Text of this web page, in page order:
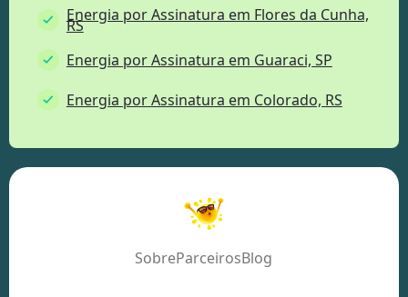
Energia por Assinatura em Flores da Cunha,
RS
Energia por Assinatura em Guaraci, SP
Energia por Assinatura em Colorado, RS
SobreParceirosBlog